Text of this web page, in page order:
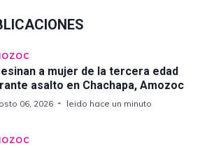
a mujer de la tercera edad
asalto en Chachapa, Amozoc
06, 2026 leido hace un minuto